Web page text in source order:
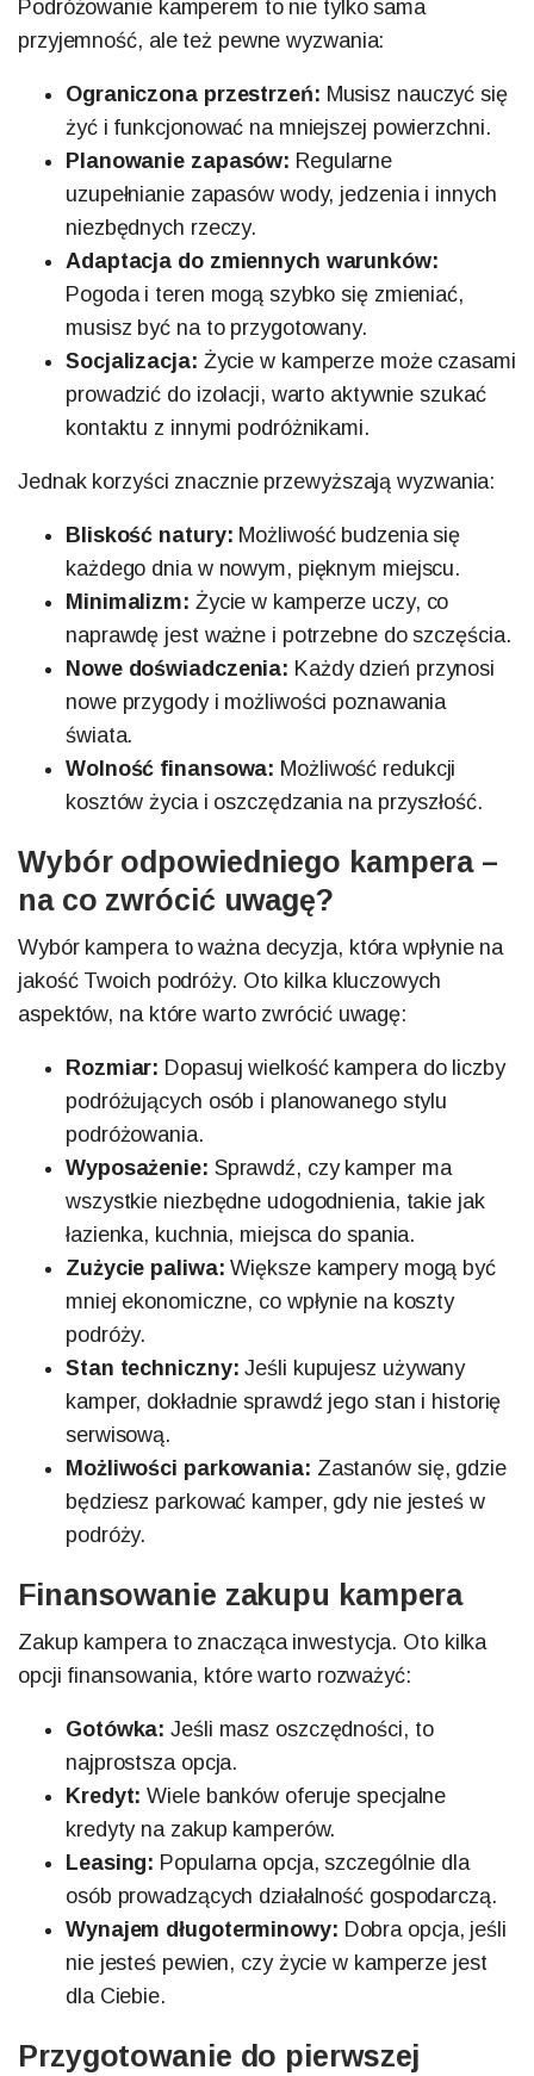
Podróżowanie kamperem to nie tylko sama
przyjemność, ale też pewne wyzwania:
Ograniczona przestrzeń: Musisz nauczyć się
żyć i funkcjonować na mniejszej powierzchni.
Planowanie zapasów: Regularne
uzupełnianie zapasów wody, jedzenia i innych
niezbędnych rzeczy.
Adaptacja do zmiennych warunków:
Pogoda i teren mogą szybko się zmieniać,
musisz być na to przygotowany.
Socjalizacja: Życie w kamperze może czasami
prowadzić do izolacji, warto aktywnie szukać
kontaktu z innymi podróżnikami.
Jednak korzyści znacznie przewyższają wyzwania:
Bliskość natury: Możliwość budzenia się
każdego dnia w nowym, pięknym miejscu.
Minimalizm: Życie w kamperze uczy, co
naprawdę jest ważne i potrzebne do szczęścia.
Nowe doświadczenia: Każdy dzień przynosi
nowe przygody i możliwości poznawania
świata.
Wolność finansowa: Możliwość redukcji
kosztów życia i oszczędzania na przyszłość.
Wybór odpowiedniego kampera –
na co zwrócić uwagę?
Wybór kampera to ważna decyzja, która wpłynie na
jakość Twoich podróży. Oto kilka kluczowych
aspektów, na które warto zwrócić uwagę:
Rozmiar: Dopasuj wielkość kampera do liczby
podróżujących osób i planowanego stylu
podróżowania.
Wyposażenie: Sprawdź, czy kamper ma
wszystkie niezbędne udogodnienia, takie jak
łazienka, kuchnia, miejsca do spania.
Zużycie paliwa: Większe kampery mogą być
mniej ekonomiczne, co wpłynie na koszty
podróży.
Stan techniczny: Jeśli kupujesz używany
kamper, dokładnie sprawdź jego stan i historię
serwisową.
Możliwości parkowania: Zastanów się, gdzie
będziesz parkować kamper, gdy nie jesteś w
podróży.
Finansowanie zakupu kampera
Zakup kampera to znacząca inwestycja. Oto kilka
opcji finansowania, które warto rozważyć:
Gotówka: Jeśli masz oszczędności, to
najprostsza opcja.
Kredyt: Wiele banków oferuje specjalne
kredyty na zakup kamperów.
Leasing: Popularna opcja, szczególnie dla
osób prowadzących działalność gospodarczą.
Wynajem długoterminowy: Dobra opcja, jeśli
nie jesteś pewien, czy życie w kamperze jest
dla Ciebie.
Przygotowanie do pierwszej